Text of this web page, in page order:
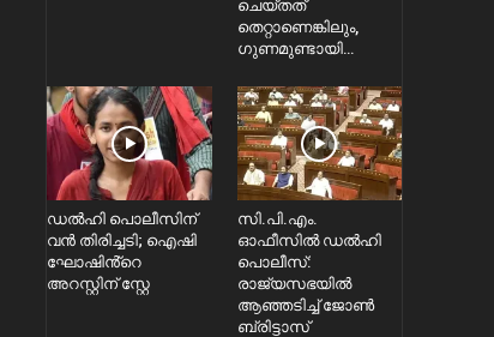
ചെയ്തത്
തെറ്റാണെങ്കിലും,
ഗുണമുണ്ടായി…
ഡൽഹി പൊലീസിന്
വൻ തിരിച്ചടി; ഐഷി
ഘോഷിൻ്റെ
അറസ്റ്റിന് സ്റ്റേ
സി.പി.എം.
ഓഫീസിൽ ഡൽഹി
പൊലീസ്:
രാജ്യസഭയിൽ
ആഞ്ഞടിച്ച് ജോൺ
ബ്രിട്ടാസ്